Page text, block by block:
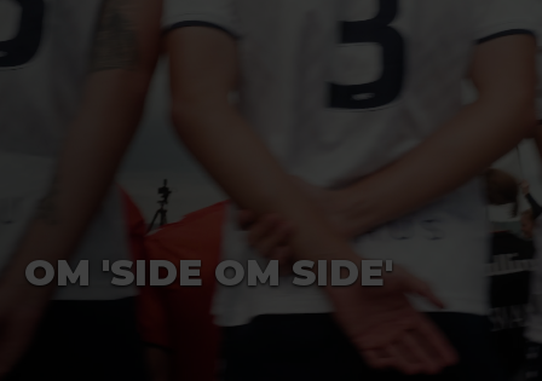
OM 'SIDE OM SIDE'